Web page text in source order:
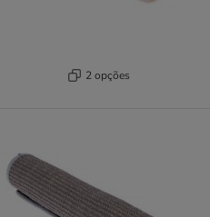
2 opções